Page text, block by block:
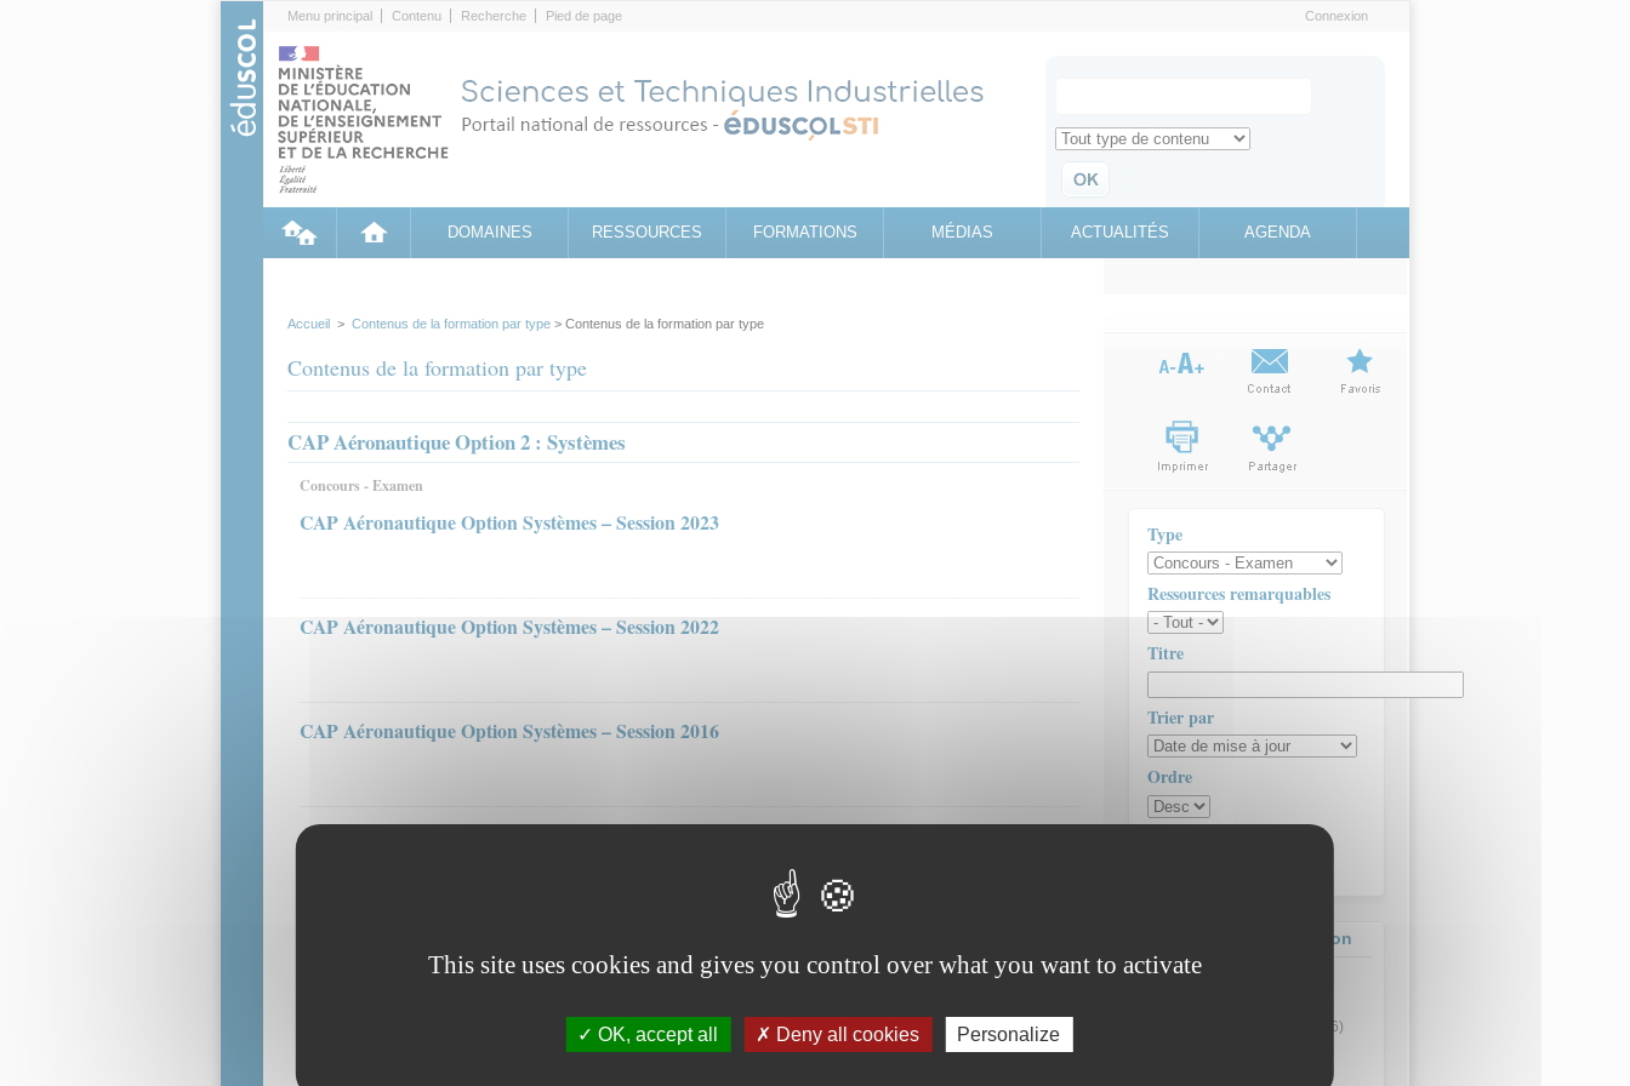
Menu principal Contenu Recherche Pied de page Connexion
Search for
Retrouvez toute l'information sur le site education.gouv.fr
DOMAINES RESSOURCES FORMATIONS MÉDIAS ACTUALITÉS AGENDA
Accueil > Contenus de la formation par type > Contenus de la formation par type
Contenus de la formation par type
CAP Aéronautique Option 2 : Systèmes
Concours - Examen
CAP Aéronautique Option Systèmes – Session 2023
CAP Aéronautique Option Systèmes – Session 2022
CAP Aéronautique Option Systèmes – Session 2016
Type
Ressources remarquables
Titre
Trier par
Ordre
Contenus de la formation
(6)
This site uses cookies and gives you control over what you want to activate
OK, accept all Deny all cookies Personalize